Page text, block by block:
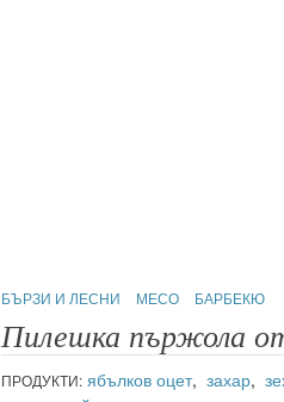
БЪРЗИ И ЛЕСНИ МЕСО БАРБЕКЮ
Пилешка пържола
ПРОДУКТИ: ябълков оцет,захар,